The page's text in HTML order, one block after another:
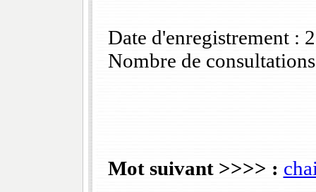
Date d'enregistrement :
Nombre de
Mot suivant >>>> :